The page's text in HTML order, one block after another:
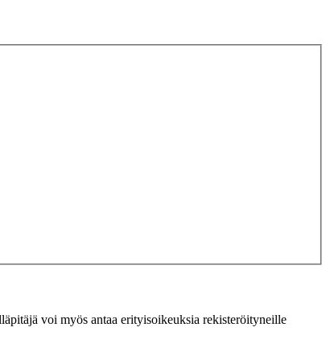
voi myös antaa erityisoikeuksia rekisteröityneille